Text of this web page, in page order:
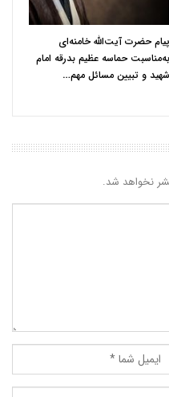
پیام حضرت آیت‌الله خامنه‌ای
به‌مناسبت حماسه عظیم بدرقه امام
شهید و تبیین مسائل مهم…
نخواهد شد.